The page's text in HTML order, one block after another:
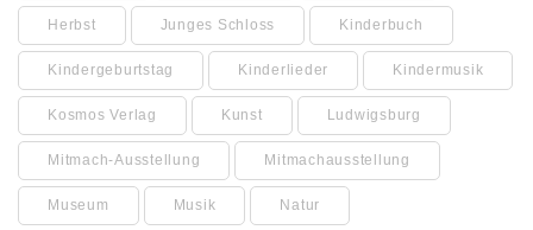
Herbst Junges Schloss Kinderbuch
Kindergeburtstag Kinderlieder Kindermusik
Kosmos Verlag Kunst Ludwigsburg
Mitmach-Ausstellung Mitmachausstellung
Museum Musik Natur